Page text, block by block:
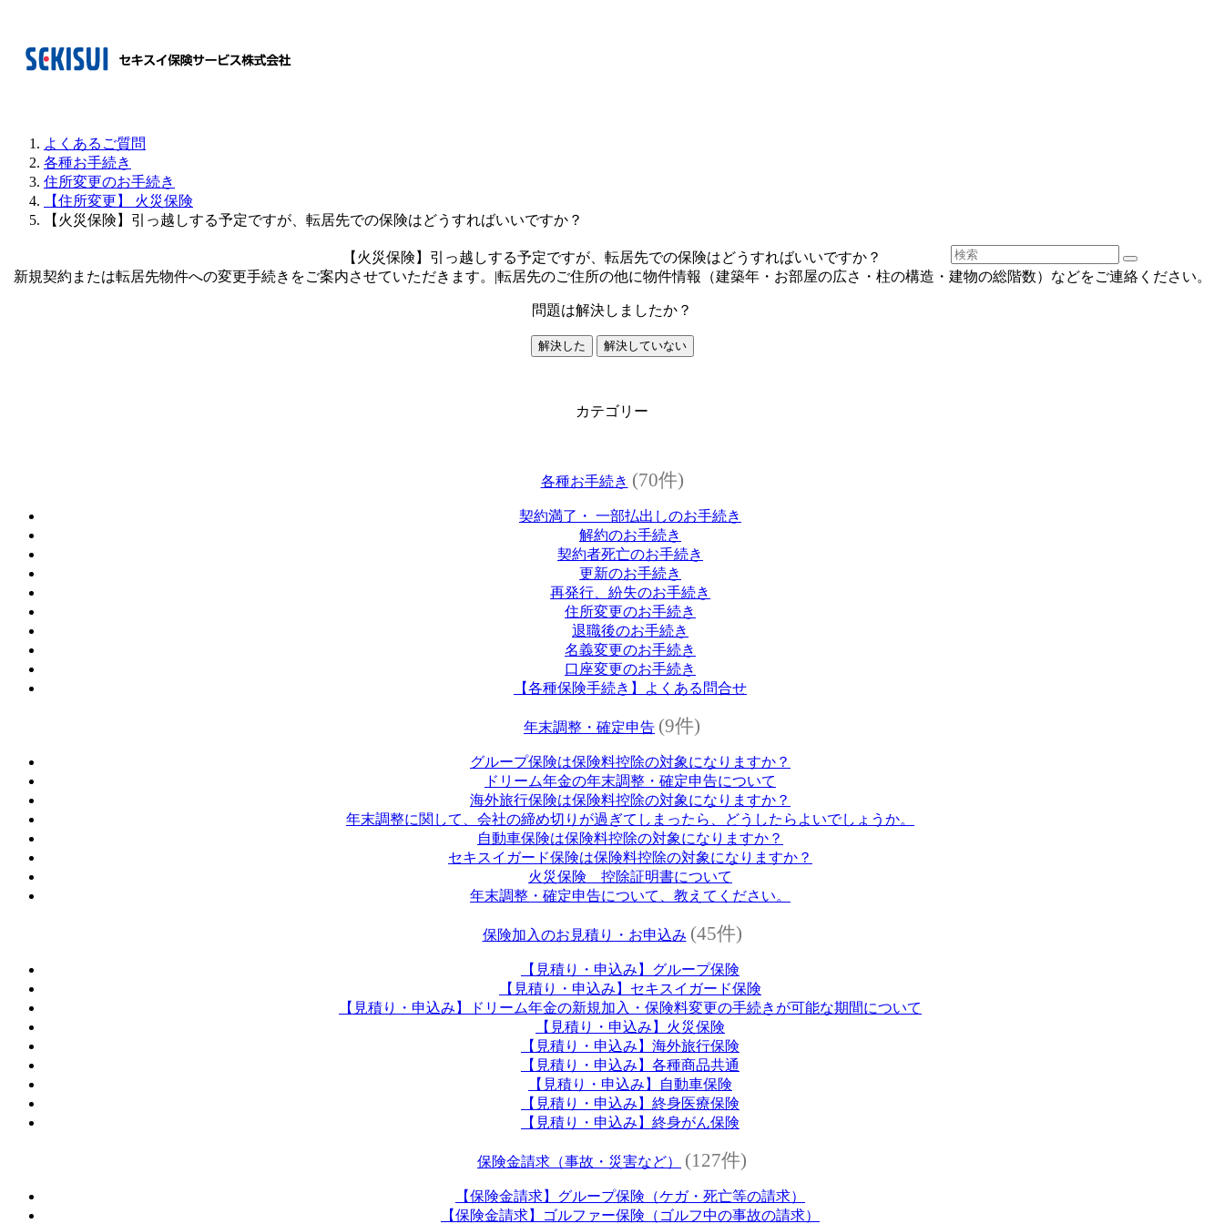
よくあるご質問
各種お手続き
住所変更のお手続き
【住所変更】 火災保険
【火災保険】引っ越しする予定ですが、転居先での保険はどうすればいいですか？
【火災保険】引っ越しする予定ですが、転居先での保険はどうすればいいですか？
新規契約または転居先物件への変更手続きをご案内させていただきます。|転居先のご住所の他に物件情報（建築年・お部屋の広さ・柱の構造・建物の総階数）などをご連絡ください。
問題は解決しましたか？
解決した 解決していない
カテゴリー
各種お手続き (70件)
契約満了・ 一部払出しのお手続き
解約のお手続き
契約者死亡のお手続き
更新のお手続き
再発行、紛失のお手続き
住所変更のお手続き
退職後のお手続き
名義変更のお手続き
口座変更のお手続き
【各種保険手続き】よくある問合せ
年末調整・確定申告 (9件)
グループ保険は保険料控除の対象になりますか？
ドリーム年金の年末調整・確定申告について
海外旅行保険は保険料控除の対象になりますか？
年末調整に関して、会社の締め切りが過ぎてしまったら、どうしたらよいでしょうか。
自動車保険は保険料控除の対象になりますか？
セキスイガード保険は保険料控除の対象になりますか？
火災保険 控除証明書について
年末調整・確定申告について、教えてください。
保険加入のお見積り・お申込み (45件)
【見積り・申込み】グループ保険
【見積り・申込み】セキスイガード保険
【見積り・申込み】ドリーム年金の新規加入・保険料変更の手続きが可能な期間について
【見積り・申込み】火災保険
【見積り・申込み】海外旅行保険
【見積り・申込み】各種商品共通
【見積り・申込み】自動車保険
【見積り・申込み】終身医療保険
【見積り・申込み】終身がん保険
保険金請求（事故・災害など） (127件)
【保険金請求】グループ保険（ケガ・死亡等の請求）
【保険金請求】ゴルファー保険（ゴルフ中の事故の請求）